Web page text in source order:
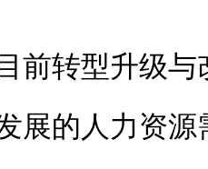
前转型升级
展的人力资